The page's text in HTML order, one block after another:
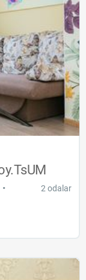
• 2 odalar